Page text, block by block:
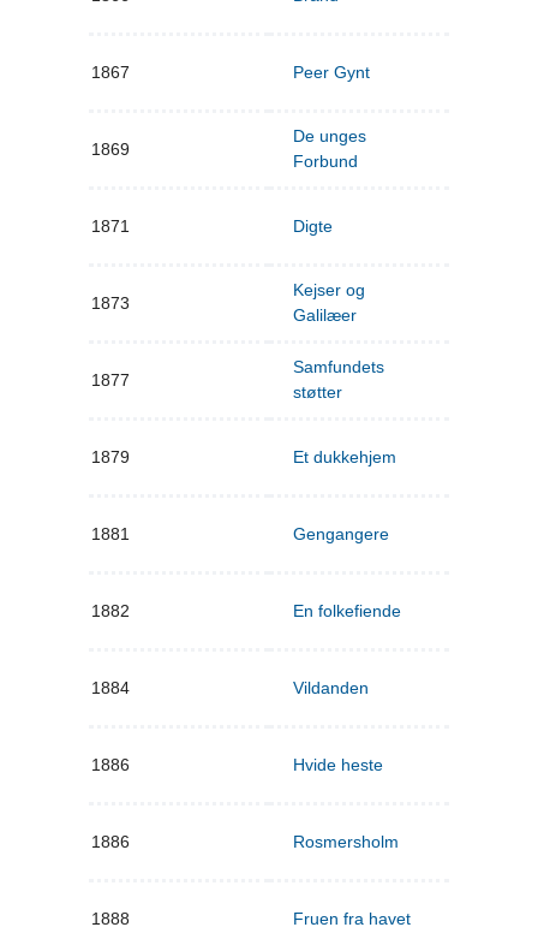
1867 Peer Gynt
1869
De unges
Forbund
1871 Digte
1873
Kejser og
Galilæer
1877
Samfundets
støtter
1879 Et dukkehjem
1881 Gengangere
1882 En folkefiende
1884 Vildanden
1886 Hvide heste
1886 Rosmersholm
1888 Fruen fra havet